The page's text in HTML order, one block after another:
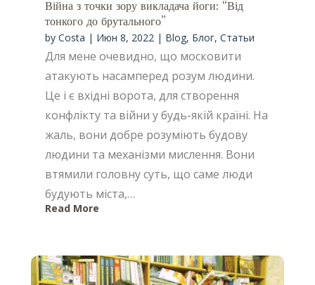
Війна з точки зору викладача йоги: “Від
тонкого до брутального”
by Costa | Июн 8, 2022| Blog, Блог, Статьи
Для мене очевидно, що московити
атакують насамперед розум людини.
Це і є вхідні ворота, для створення
конфлікту та війни у будь-якій країні. На
жаль, вони добре розуміють будову
людини та механізми мислення. Вони
втямили головну суть, що саме люди
будують міста,…
Read More